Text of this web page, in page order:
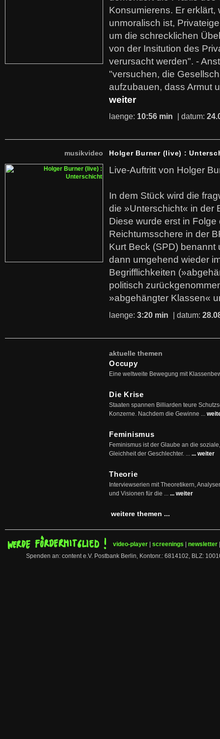
Konsumierens. Er erklärt,
unmoralisch ist,
um die schrecklichen
von der Insitution des
verursacht werden". -
"versuchen, die
aufzubauen, dass Armut
weiter
laenge: 10:56 min | datum:
musikvideo Holger Burner (live) :
Live-Auftritt von Holger
In dem Stück wird die
die »Unterschicht« in der
Diese wurde erst in
Reichtumsschere in der
Kurt Beck (SPD)
dann umgehend wieder
Begrifflichkeiten
politisch
»abgehängter Klassen«
laenge: 3:20 min | datum:
aktuelle themen
Occupy
Eine weltweite Bewegung mit
Die Krise
Staaten spannen Billiarden teure
Konzerne. Nachdem die Gewinne ...
Feminismus
Feminismus ist der Glaube an die
Gleichheit der Geschlechter. ... ... weiter
Theorie
Interviewserien mit Theoretikern,
und Visionen für die ... ... weiter
weitere themen ...
video-player screenings newsletter
Spenden an: content e.V. Postbank Berlin, Kontonr.: 6814102, BLZ: